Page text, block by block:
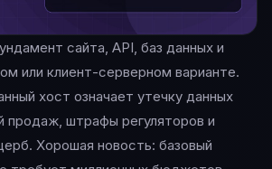
сайта, API, баз данных и
или клиент-серверном варианте.
хост означает утечку данных
продаж, штрафы регуляторов и
Хорошая новость: базовый